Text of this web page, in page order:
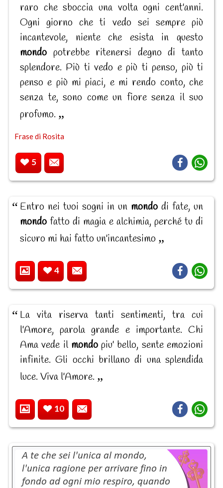
raro che sboccia una volta ogni cent'anni.
Ogni giorno che ti vedo sei sempre più
incantevole, niente che esista in questo
mondo potrebbe ritenersi degno di tanto
splendore. Più ti vedo e più ti penso, più ti
penso e più mi piaci, e mi rendo conto, che
senza te, sono come un fiore senza il suo
profumo.
Frase di Rosita
5
Entro nei tuoi sogni in un mondo di fate, un
mondo fatto di magia e alchimia, perché tu di
sicuro mi hai fatto un'incantesimo
4
La vita riserva tanti sentimenti, tra cui
l'Amore, parola grande e importante. Chi
Ama vede il mondopiu' bello, sente emozioni
infinite. Gli occhi brillano di una splendida
luce. Viva l'Amore.
10